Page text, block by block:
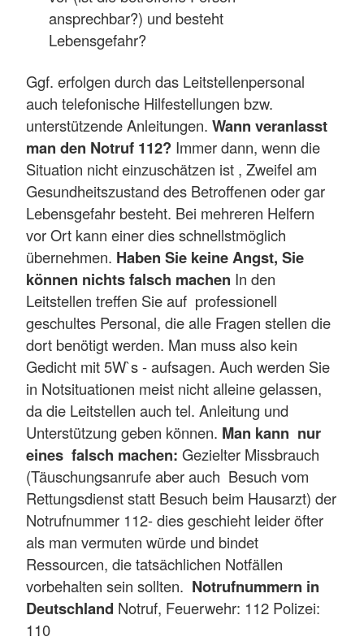
ansprechbar?) und besteht
Lebensgefahr?
Ggf. erfolgen durch das Leitstellenpersonal
auch telefonische Hilfestellungen bzw.
unterstützende Anleitungen. Wann veranlasst
man den Notruf 112? Immer dann, wenn die
Situation nicht einzuschätzen ist , Zweifel am
Gesundheitszustand des Betroffenen oder gar
Lebensgefahr besteht. Bei mehreren Helfern
vor Ort kann einer dies schnellstmöglich
übernehmen. Haben Sie keine Angst, Sie
können nichts falsch machen In den
Leitstellen treffen Sie auf professionell
geschultes Personal, die alle Fragen stellen die
dort benötigt werden. Man muss also kein
Gedicht mit 5W`s - aufsagen. Auch werden Sie
in Notsituationen meist nicht alleine gelassen,
da die Leitstellen auch tel. Anleitung und
Unterstützung geben können. Man kann nur
eines falsch machen: Gezielter Missbrauch
(Täuschungsanrufe aber auch Besuch vom
Rettungsdienst statt Besuch beim Hausarzt) der
Notrufnummer 112- dies geschieht leider öfter
als man vermuten würde und bindet
Ressourcen, die tatsächlichen Notfällen
vorbehalten sein sollten. Notrufnummern in
Deutschland Notruf, Feuerwehr: 112 Polizei:
110